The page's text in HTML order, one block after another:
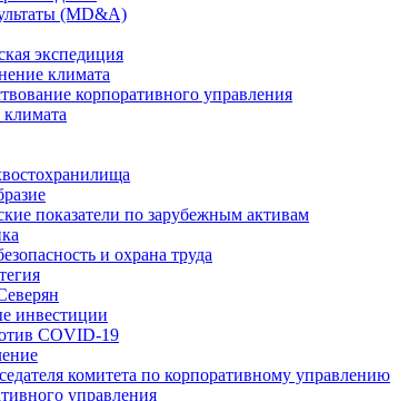
(MD&A)
экспедиция
климата
корпоративного управления
показатели по зарубежным активам
и охрана труда
инвестиции
COVID‑19
комитета по корпоративному управлению
управления